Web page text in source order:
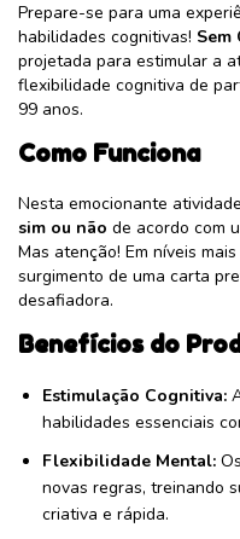
Prepare-se para uma
habilidades cognitivas! Sem
projetada para estimular a
flexibilidade cognitiva de
99 anos.
Como Funciona
Nesta emocionante
sim ou não de acordo com
Mas atenção! Em níveis
surgimento de uma carta
desafiadora.
Benefícios do
Estimulação Cognitiva:
habilidades essenciais
Flexibilidade Mental:
novas regras, treinando
criativa e rápida.